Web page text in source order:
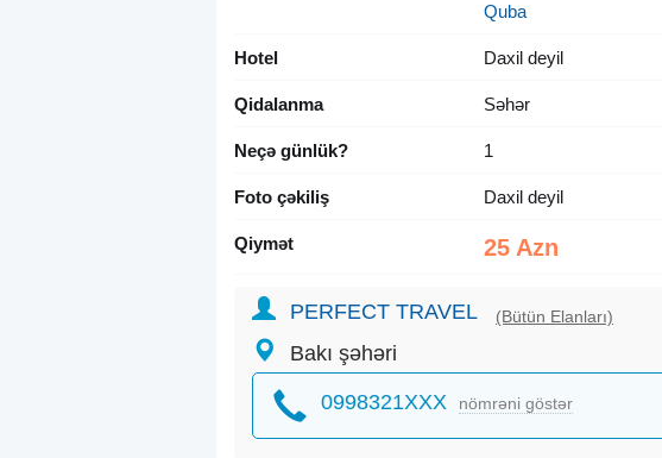
Quba
Hotel Daxil deyil
Qidalanma Səhər
Neçə günlük? 1
Foto çəkiliş Daxil deyil
Qiymət 25 Azn
PERFECT TRAVEL (Bütün Elanları)
Bakı şəhəri
0998321XXX nömrəni göstər